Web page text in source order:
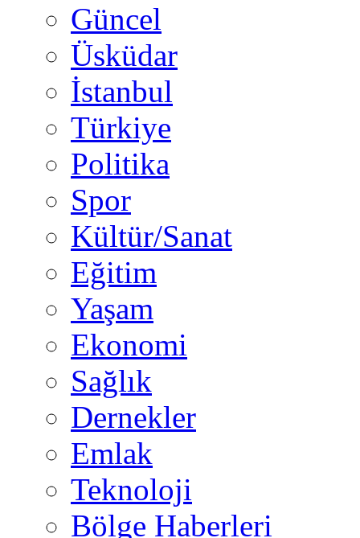
Güncel
Üsküdar
İstanbul
Türkiye
Politika
Spor
Kültür/Sanat
Eğitim
Yaşam
Ekonomi
Sağlık
Dernekler
Emlak
Teknoloji
Bölge Haberleri